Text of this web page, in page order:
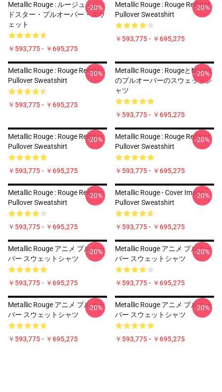
Metallic Rouge : ルージュ・レッ
ドスター・プルオーバー・スウ
ェット
￥593,775 - ￥695,275
-20%
Metallic Rouge : Rouge Redstar
Pullover Sweatshirt
￥593,775 - ￥695,275
-20%
Metallic Rouge : Rouge Redstar
Pullover Sweatshirt
￥593,775 - ￥695,275
-20%
Metallic Rouge : RougeとNaomi
のプルオーバーのスウェットシ
ャツ
￥593,775 - ￥695,275
-20%
Metallic Rouge : Rouge Redstar
Pullover Sweatshirt
￥593,775 - ￥695,275
-20%
Metallic Rouge : Rouge Redstar
Pullover Sweatshirt
￥593,775 - ￥695,275
-20%
Metallic Rouge : Rouge Redstar
Pullover Sweatshirt
￥593,775 - ￥695,275
-20%
Metallic Rouge - Cover Image
Pullover Sweatshirt
￥593,775 - ￥695,275
-20%
Metallic Rouge アニメ プルオー
バー スウェットシャツ
￥593,775 - ￥695,275
-20%
Metallic Rouge アニメ プルオー
バー スウェットシャツ
￥593,775 - ￥695,275
-20%
Metallic Rouge アニメ プルオー
バー スウェットシャツ
￥593,775 - ￥695,275
-20%
Metallic Rouge アニメ プルオー
バー スウェットシャツ
￥593,775 - ￥695,275
-20%